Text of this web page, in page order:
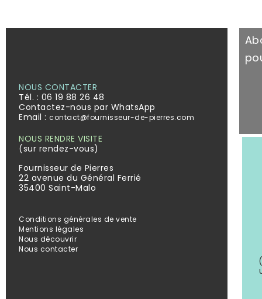
NOUS CONTACTER
Tél. : 06 19 88 26 48
Contactez-nous par WhatsApp
Email : contact@fournisseur-de-pierres.com
NOUS RENDRE VISITE
(sur rendez-vous)
Fournisseur de Pierres
22 avenue du Général Ferrié
35400 Saint-Malo
Conditions générales de vente
Mentions légales
Nous découvrir
Nous contacter